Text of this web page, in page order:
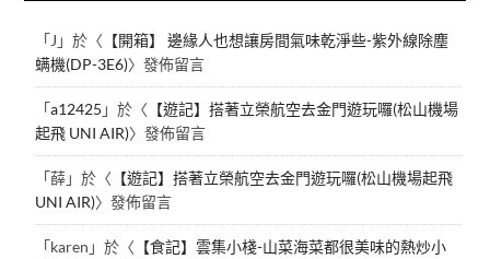
「J 」於〈 【開箱】 邊緣人也想讓房間氣味乾淨些-紫外線除塵
螨機(DP-3E6)〉發佈留言
「a12425 」於〈 【遊記】搭著立榮航空去金門遊玩囉(松山機場
起飛 UNI AIR)〉發佈留言
「薛」於〈 【遊記】搭著立榮航空去金門遊玩囉(松山機場起飛
UNI AIR)〉發佈留言
「karen 」於〈 【食記】雲集小棧-山菜海菜都很美味的熱炒小